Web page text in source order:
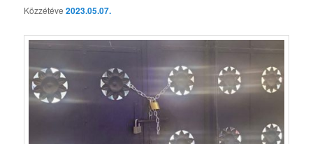
Közzétéve2023.05.07.